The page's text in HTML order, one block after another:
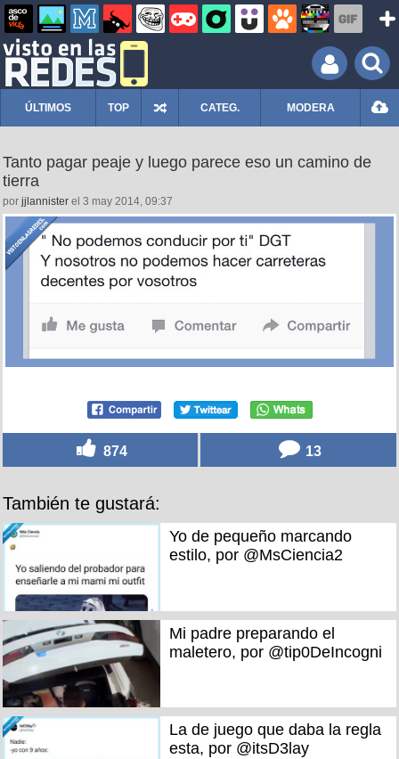
ÚLTIMOS TOP CATEG. MODERA
Tanto pagar peaje y luego parece eso un camino de
tierra
por jjlannister el 3 may 2014, 09:37
874 13
También te gustará:
Yo de pequeño marcando
estilo, por @MsCiencia2
Mi padre preparando el
maletero, por @tip0DeIncogni
La de juego que daba la regla
esta, por @itsD3lay